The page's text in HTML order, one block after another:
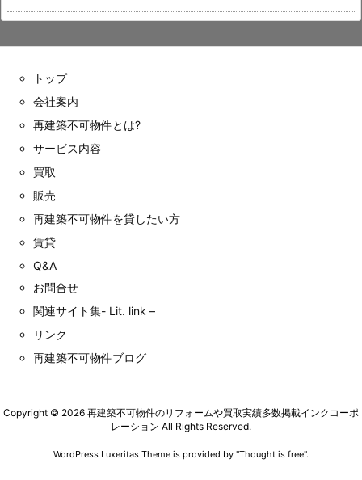
トップ
会社案内
再建築不可物件とは?
サービス内容
買取
販売
再建築不可物件を貸したい方
賃貸
Q&A
お問合せ
関連サイト集- Lit. link –
リンク
再建築不可物件ブログ
Copyright © 2026 再建築不可物件のリフォームや買取実績多数掲載インクコーポ
レーション All Rights Reserved.
WordPress Luxeritas Theme is provided by "Thought is free".